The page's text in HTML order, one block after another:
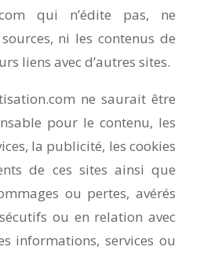
qui n’édite pas, ne
ni les contenus de
liens avec d’autres sites.
ne saurait être
pour le contenu, les
la publicité, les cookies
de ces sites ainsi que
ou pertes, avérés
ou en relation avec
informations, services ou